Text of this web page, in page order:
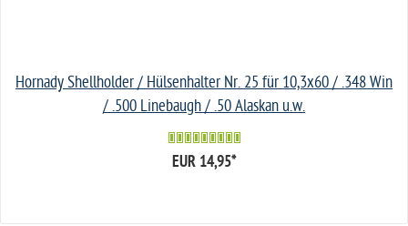
Hornady Shellholder / Hülsenhalter Nr. 25 für 10,3x60 / .348 Win
/ .500 Linebaugh / .50 Alaskan u.w.
EUR 14,95*